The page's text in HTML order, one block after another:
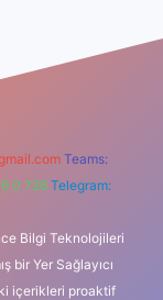
Teams:
0 726 Telegram:
Bilgi Teknolojileri
bir Yer Sağlayıcı
içerikleri proaktif